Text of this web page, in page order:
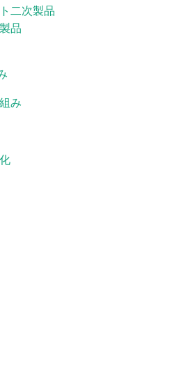
二次製品
品
み